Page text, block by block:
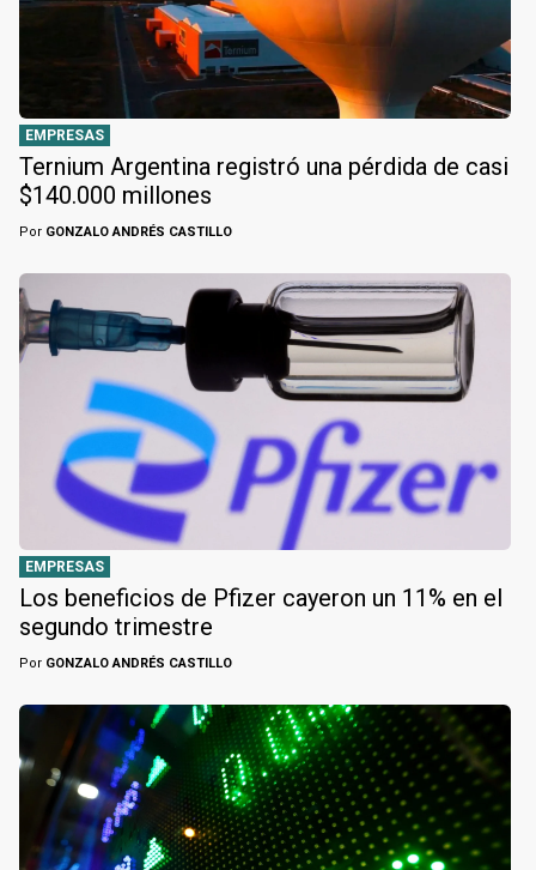
EMPRESAS
Ternium Argentina registró una pérdida de casi
$140.000 millones
Por GONZALO ANDRÉS CASTILLO
EMPRESAS
Los beneficios de Pfizer cayeron un 11% en el
segundo trimestre
Por GONZALO ANDRÉS CASTILLO